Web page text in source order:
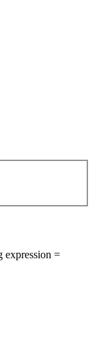
expression =